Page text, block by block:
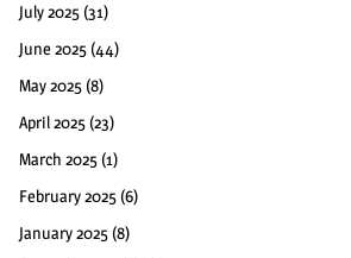
July 2025 (31)
June 2025 (44)
May 2025 (8)
April 2025 (23)
March 2025 (1)
February 2025 (6)
January 2025 (8)